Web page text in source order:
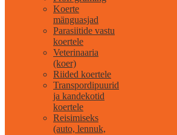
Koerte
mänguasjad
Parasiitide vastu
koertele
Veterinaaria
(koer)
Riided koertele
Transpordipuurid
ja kandekotid
koertele
Reisimiseks
(auto, lennuk,